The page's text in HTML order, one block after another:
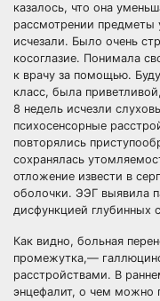
казалось, что она
рассмотрении предметы
исчезали. Было очень
косоглазие. Понимала
к врачу за помощью.
класс, была
8 недель исчезли
психосенсорные
повторялись
сохранялась
отложение извести в
оболочки. ЭЭГ выявила
дисфункцией глубинных
Как видно, больная
промежутка,—
расстройствами. В
энцефалит, о чем можно